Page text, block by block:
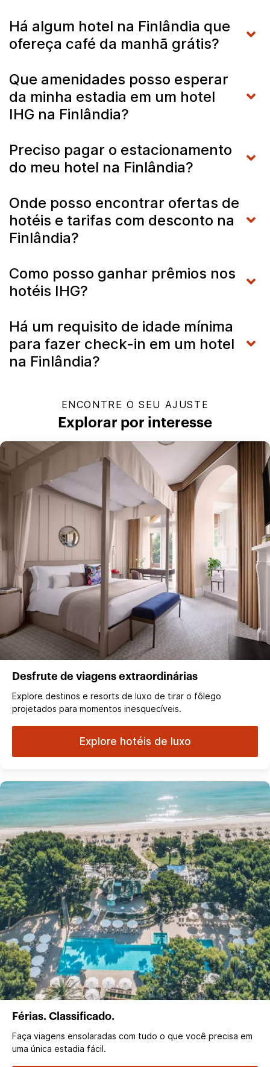
Há algum hotel na Finlândia que
ofereça café da manhã grátis?
Que amenidades posso esperar
da minha estadia em um hotel
IHG na Finlândia?
Preciso pagar o estacionamento
do meu hotel na Finlândia?
Onde posso encontrar ofertas de
hotéis e tarifas com desconto na
Finlândia?
Como posso ganhar prêmios nos
hotéis IHG?
Há um requisito de idade mínima
para fazer check-in em um hotel
na Finlândia?
ENCONTRE O SEU AJUSTE
Explorar por interesse
Desfrute de viagens extraordinárias
Explore destinos e resorts de luxo de tirar o fôlego
projetados para momentos inesquecíveis.
Explore hotéis de luxo
Férias. Classificado.
Faça viagens ensolaradas com tudo o que você precisa em
uma única estadia fácil.